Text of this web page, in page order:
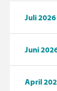
Juli 2026
Juni
April